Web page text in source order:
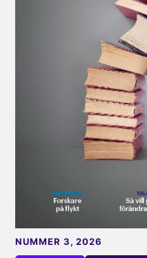
NUMMER 3, 2026